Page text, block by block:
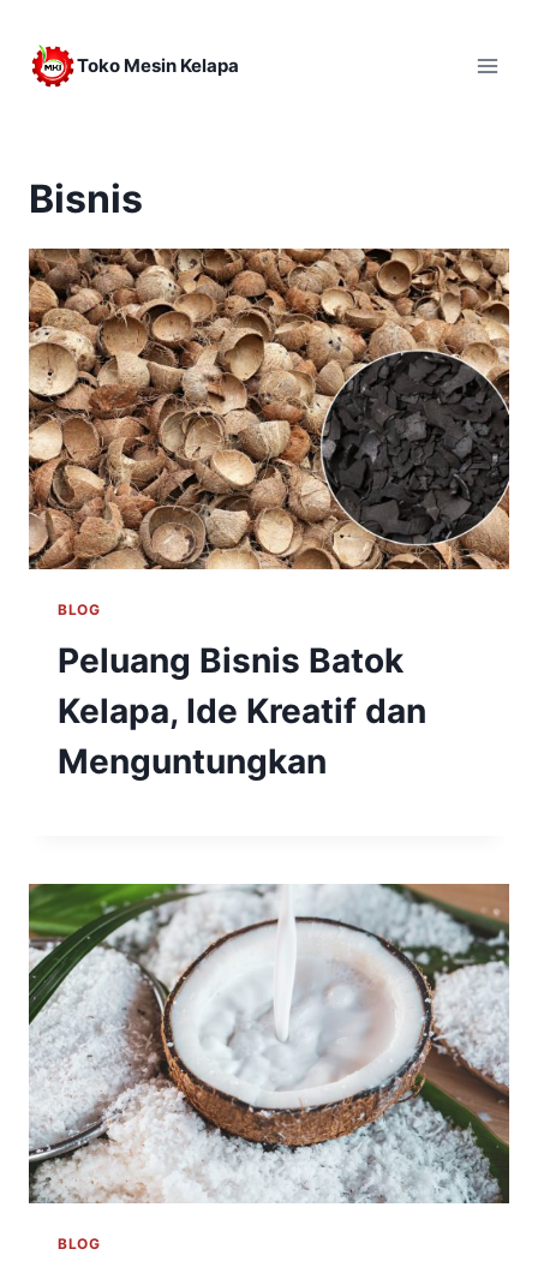
content
Toko Mesin Kelapa
Bisnis
BLOG
Peluang Bisnis Batok
Kelapa, Ide Kreatif dan
Menguntungkan
BLOG